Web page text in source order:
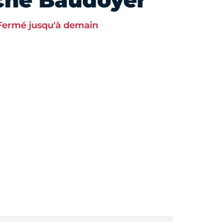
jusqu'à demain